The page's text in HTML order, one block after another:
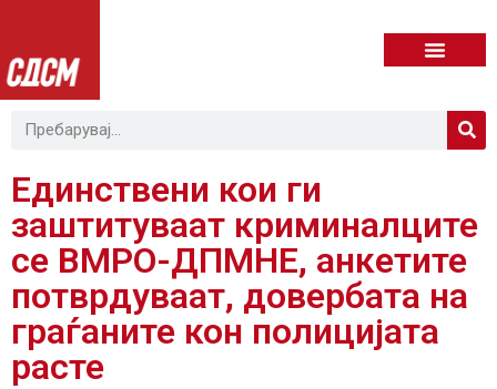
Единствени кои ги
заштитуваат криминалците
се ВМРО-ДПМНЕ, анкетите
потврдуваат, довербата на
граѓаните кон полицијата
расте